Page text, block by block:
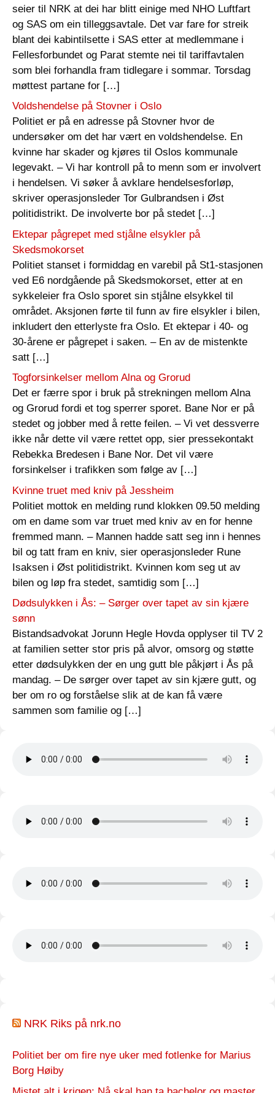
seier til NRK at dei har blitt einige med NHO Luftfart
og SAS om ein tilleggsavtale. Det var fare for streik
blant dei kabintilsette i SAS etter at medlemmane i
Fellesforbundet og Parat stemte nei til tariffavtalen
som blei forhandla fram tidlegare i sommar. Torsdag
møttest partane for […]
Voldshendelse på Stovner i Oslo
Politiet er på en adresse på Stovner hvor de
undersøker om det har vært en voldshendelse. En
kvinne har skader og kjøres til Oslos kommunale
legevakt. – Vi har kontroll på to menn som er involvert
i hendelsen. Vi søker å avklare hendelsesforløp,
skriver operasjonsleder Tor Gulbrandsen i Øst
politidistrikt. De involverte bor på stedet […]
Ektepar pågrepet med stjålne elsykler på
Skedsmokorset
Politiet stanset i formiddag en varebil på St1-stasjonen
ved E6 nordgående på Skedsmokorset, etter at en
sykkeleier fra Oslo sporet sin stjålne elsykkel til
området. Aksjonen førte til funn av fire elsykler i bilen,
inkludert den etterlyste fra Oslo. Et ektepar i 40- og
30-årene er pågrepet i saken. – En av de mistenkte
satt […]
Togforsinkelser mellom Alna og Grorud
Det er færre spor i bruk på strekningen mellom Alna
og Grorud fordi et tog sperrer sporet. Bane Nor er på
stedet og jobber med å rette feilen. – Vi vet dessverre
ikke når dette vil være rettet opp, sier pressekontakt
Rebekka Bredesen i Bane Nor. Det vil være
forsinkelser i trafikken som følge av […]
Kvinne truet med kniv på Jessheim
Politiet mottok en melding rund klokken 09.50 melding
om en dame som var truet med kniv av en for henne
fremmed mann. – Mannen hadde satt seg inn i hennes
bil og tatt fram en kniv, sier operasjonsleder Rune
Isaksen i Øst politidistrikt. Kvinnen kom seg ut av
bilen og løp fra stedet, samtidig som […]
Dødsulykken i Ås: – Sørger over tapet av sin kjære
sønn
Bistandsadvokat Jorunn Hegle Hovda opplyser til TV 2
at familien setter stor pris på alvor, omsorg og støtte
etter dødsulykken der en ung gutt ble påkjørt i Ås på
mandag. – De sørger over tapet av sin kjære gutt, og
ber om ro og forståelse slik at de kan få være
sammen som familie og […]
NRK Riks på nrk.no
Politiet ber om fire nye uker med fotlenke for Marius
Borg Høiby